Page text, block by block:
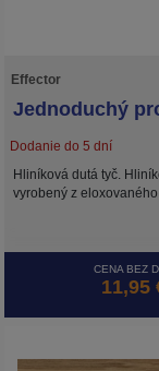
Effector
Jednoduchý
Dodanie do 5 dní
Hliníková dutá tyč.
vyrobený z
CENA BEZ
11,95